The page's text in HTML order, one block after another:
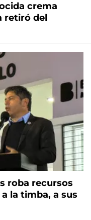
crema
retiró del
roba recursos
la timba, a sus